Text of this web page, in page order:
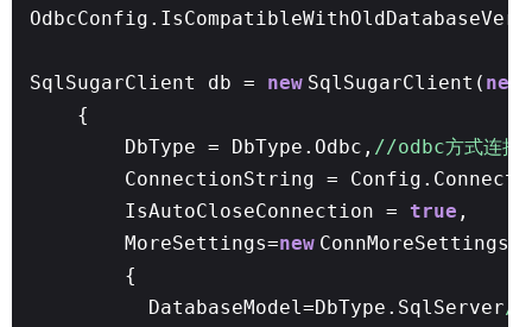
SqlSugarClient db = new SqlSugarClient( new
{
DbType = DbType.Odbc, //odbc方式连接
ConnectionString =
IsAutoCloseConnection = true ,
MoreSettings=new
{
DatabaseModel=DbType.SqlServer//